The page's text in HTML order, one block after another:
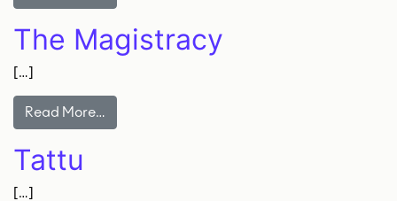
The Magistracy
[…]
Read More…
Tattu
[…]